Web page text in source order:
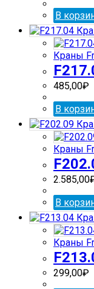
В
Краны
485,00₽
В
Краны
2.585,00
В
Краны
299,00₽